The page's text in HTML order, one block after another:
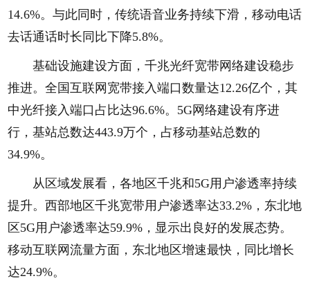
14.6%。与此同时，传统语音业务持续下滑，移动电话
去话通话时长同比下降5.8%。
基础设施建设方面，千兆光纤宽带网络建设稳步
推进。全国互联网宽带接入端口数量达12.26亿个，其
中光纤接入端口占比达96.6%。5G网络建设有序进
行，基站总数达443.9万个，占移动基站总数的
34.9%。
从区域发展看，各地区千兆和5G用户渗透率持续
提升。西部地区千兆宽带用户渗透率达33.2%，东北地
区5G用户渗透率达59.9%，显示出良好的发展态势。
移动互联网流量方面，东北地区增速最快，同比增长
达24.9%。